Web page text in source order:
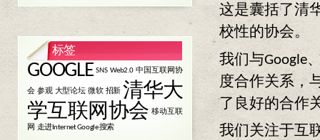
这是囊括了清
校性的协会。
我们与Google
度合作关系，
了良好的合作
我们关注于互
标签
GOOGLE SNS Web2.0 中国互联网协
会 参观 大型论坛 微软 招新 清华大
学互联网协会 移动互联
网 走进Internet Google 搜索